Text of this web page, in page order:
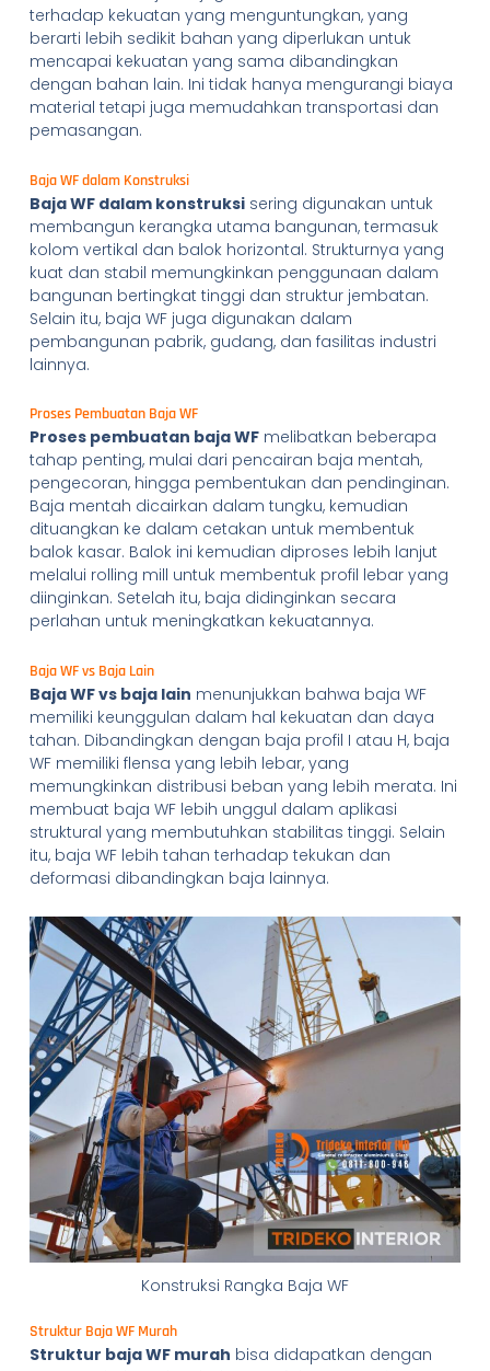
terhadap kekuatan yang menguntungkan, yang
berarti lebih sedikit bahan yang diperlukan untuk
mencapai kekuatan yang sama dibandingkan
dengan bahan lain. Ini tidak hanya mengurangi biaya
material tetapi juga memudahkan transportasi dan
pemasangan.
Baja WF dalam Konstruksi
Baja WF dalam konstruksisering digunakan untuk
membangun kerangka utama bangunan, termasuk
kolom vertikal dan balok horizontal. Strukturnya yang
kuat dan stabil memungkinkan penggunaan dalam
bangunan bertingkat tinggi dan struktur jembatan.
Selain itu, baja WF juga digunakan dalam
pembangunan pabrik, gudang, dan fasilitas industri
lainnya.
Proses Pembuatan Baja WF
Proses pembuatan baja WFmelibatkan beberapa
tahap penting, mulai dari pencairan baja mentah,
pengecoran, hingga pembentukan dan pendinginan.
Baja mentah dicairkan dalam tungku, kemudian
dituangkan ke dalam cetakan untuk membentuk
balok kasar. Balok ini kemudian diproses lebih lanjut
melalui rolling mill untuk membentuk profil lebar yang
diinginkan. Setelah itu, baja didinginkan secara
perlahan untuk meningkatkan kekuatannya.
Baja WF vs Baja Lain
Baja WF vs baja lain menunjukkan bahwa baja WF
memiliki keunggulan dalam hal kekuatan dan daya
tahan. Dibandingkan dengan baja profil I atau H, baja
WF memiliki flensa yang lebih lebar, yang
memungkinkan distribusi beban yang lebih merata. Ini
membuat baja WF lebih unggul dalam aplikasi
struktural yang membutuhkan stabilitas tinggi. Selain
itu, baja WF lebih tahan terhadap tekukan dan
deformasi dibandingkan baja lainnya.
Konstruksi Rangka Baja WF
Struktur Baja WF Murah
Struktur baja WF murah bisa didapatkan dengan